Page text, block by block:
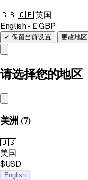
🇬🇧🇬🇧 英国
English • £ GBP
✓ 保留当前设置 更改地区
请选择您的地区
美洲 (7)
🇺🇸
美国
$USD
English